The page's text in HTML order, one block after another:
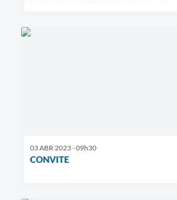
03 ABR 2023 - 09h30
CONVITE